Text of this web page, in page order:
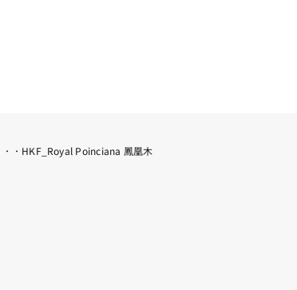
．．HKF_Royal Poinciana 鳳凰木